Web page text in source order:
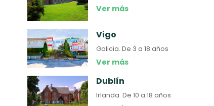
Ver más
Vigo
Galicia.De 3 a 18 años
Ver más
Dublín
Irlanda.De 10 a 18 años